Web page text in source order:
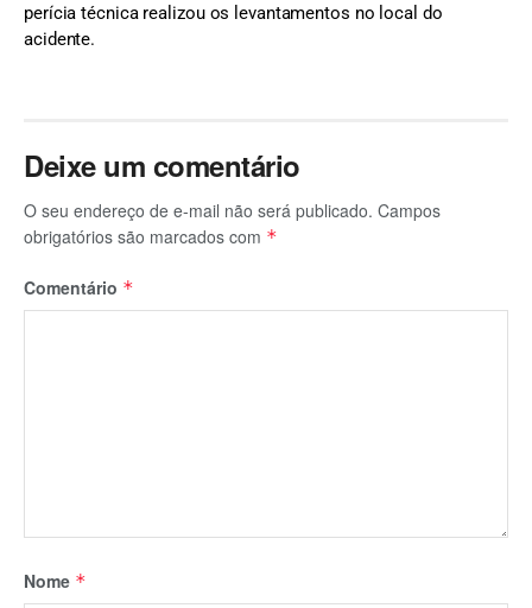
perícia técnica realizou os levantamentos no local do
acidente.
Deixe um comentário
O seu endereço de e-mail não será publicado. Campos
obrigatórios são marcados com *
Comentário *
Nome *